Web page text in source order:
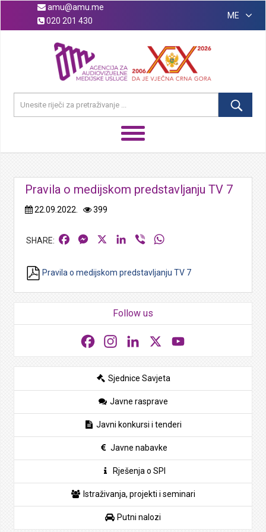
amu@amu.me
020 201 430
ME
Pravila o medijskom predstavljanju TV 7
22.09.2022. 399
FacebookMessengerLinkedIn
Viber
Pravila o medijskom predstavljanju TV 7
Follow us
FacebookInstagramLinkedIn
Sjednice Savjeta
Javne rasprave
Javni konkursi i tenderi
Javne nabavke
Rješenja o SPI
Istraživanja, projekti i seminari
Putni nalozi